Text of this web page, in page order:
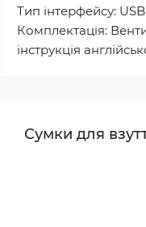
Тип інтерфейсу:
Комплектація:
інструкція
Сумки для